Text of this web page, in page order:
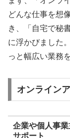
どんな仕事を想
き、「自宅で秘
に浮かびました
っと幅広い業務
オンライン
企業や個人事
サポート